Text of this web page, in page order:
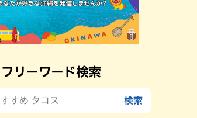
フリーワード検索